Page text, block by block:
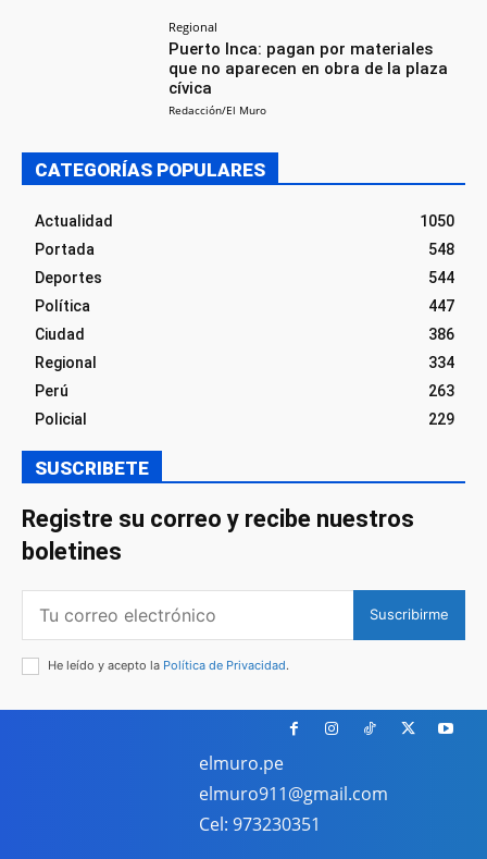
Regional
Puerto Inca: pagan por materiales
que no aparecen en obra de la plaza
cívica
Redacción/El Muro
CATEGORÍAS POPULARES
Actualidad
1050
Portada
548
Deportes
544
Política
447
Ciudad
386
Regional
334
Perú
263
Policial
229
SUSCRIBETE
Registre su correo y recibe nuestros
boletines
Suscribirme
He leído y acepto la Política de Privacidad.
elmuro.pe
elmuro911@gmail.com
Cel: 973230351